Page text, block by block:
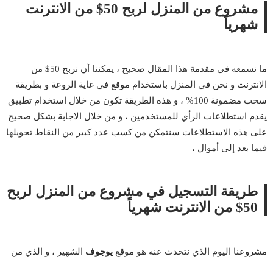
مشروع من المنزل لربح 50$ من الانترنت
شهرياً
ما نسمعه في مقدمة هذا المقال صحيح ، يمكننا أن نربح 50$ من
الانترنت و نحن في المنزل باستخدام موقع في غاية الروعة و بطريقة
سحب مضمونة 100% ، و هذه الطريقة تكون من خلال استخدام تطبيق
يقدم استطلاعات الرأي للمستخدمين ، و من خلال الاجابة بشكل صحيح
على هذه الاستطلاعات سنتمكن من كسب عدد كبير من النقاط تحويلها
فيما بعد إلى أموال ،
طريقة التسجيل في مشروع من المنزل لربح
50$ من الانترنت شهرياً
مشروعنا اليوم الذي نتحدث عنه هو موقع يوجوف الشهير ، و الذي من